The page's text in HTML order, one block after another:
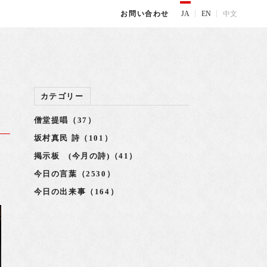
お問い合わせ JA EN 中文
カテゴリー
僧堂提唱（37）
坂村真民 詩（101）
掲示板 (今月の詩)（41）
今日の言葉（2530）
今日の出来事（164）